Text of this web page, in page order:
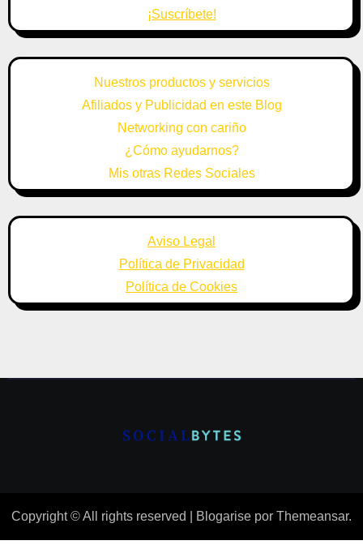
¡Suscríbete!
Nuestros productos y servicios
Afiliados y Publicidad en este Blog
Networking con cariño
¿Cómo ayudarnos?
Mis otras Redes Sociales
Aviso Legal
Política de Privacidad
Política de Cookies
Copyright © All rights reserved Blogarise por Themeansar.